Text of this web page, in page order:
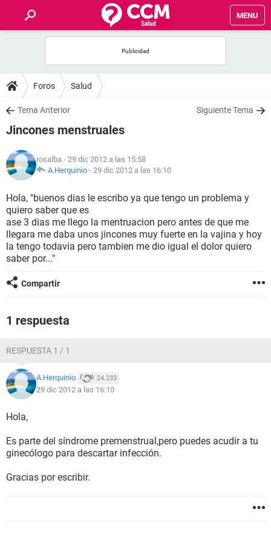
MENU
FOROS
SALUD
NUTRICIÓN
BIENESTAR
SEXUALIDAD
GLOSARIO
Foros Salud
Tema Anterior Siguiente Tema
Jincones menstruales
rosalba - 29 dic 2012 a las 15:58
A.Herquinio - 29 dic 2012 a las 16:10
Hola, "buenos dias le escribo ya que tengo un problema y
quiero saber que es
ase 3 dias me llego la mentruacion pero antes de que me
llegara me daba unos jincones muy fuerte en la vajina y hoy
la tengo todavia pero tambien me dio igual el dolor quiero
saber por..."
Compartir
1 respuesta
RESPUESTA 1 / 1
A.Herquinio 24.233
29 dic 2012 a las 16:10
Hola,
Es parte del síndrome premenstrual,pero puedes acudir a tu
ginecólogo para descartar infección.
Gracias por escribir.